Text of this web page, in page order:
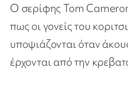
Ο σερίφης Tom
πως οι γονείς του
υποψιάζονται όταν
έρχονται από την